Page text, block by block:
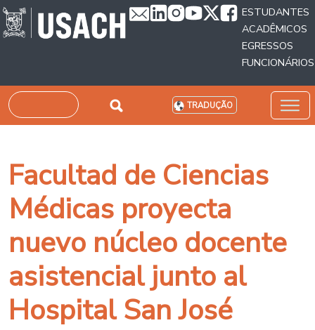
Passar para o conteúdo principal
ESTUDANTES
ACADÊMICOS
EGRESSOS
FUNCIONÁRIOS
Pesquisar TRADUÇÃO
Facultad de Ciencias
Médicas proyecta
nuevo núcleo docente
asistencial junto al
Hospital San José